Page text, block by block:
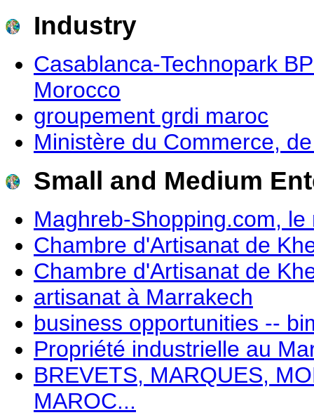
Industry
Casablanca-Technopark
Morocco
groupement grdi maroc
Ministère du Commerce,
Small and Medium
Maghreb-Shopping.com,
Chambre d'Artisanat de
Chambre d'Artisanat de
artisanat à Marrakech
business opportunities --
Propriété industrielle au
BREVETS, MARQUES,
MAROC...